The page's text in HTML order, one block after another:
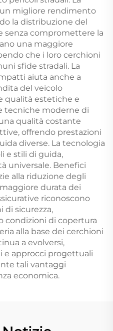
migliore rendimento
la distribuzione del
senza compromettere la
una maggiore
che i loro cerchioni
sfide stradali. La
aiuta anche a
del veicolo
qualità estetiche e
tecniche moderne di
qualità costante
offrendo prestazioni
diverse. La tecnologia
e stili di guida,
universale. Benefici
alla riduzione degli
durata dei
riconoscono
di sicurezza,
condizioni di copertura
alla base dei cerchioni
a evolversi,
e approcci progettuali
tali vantaggi
economica.